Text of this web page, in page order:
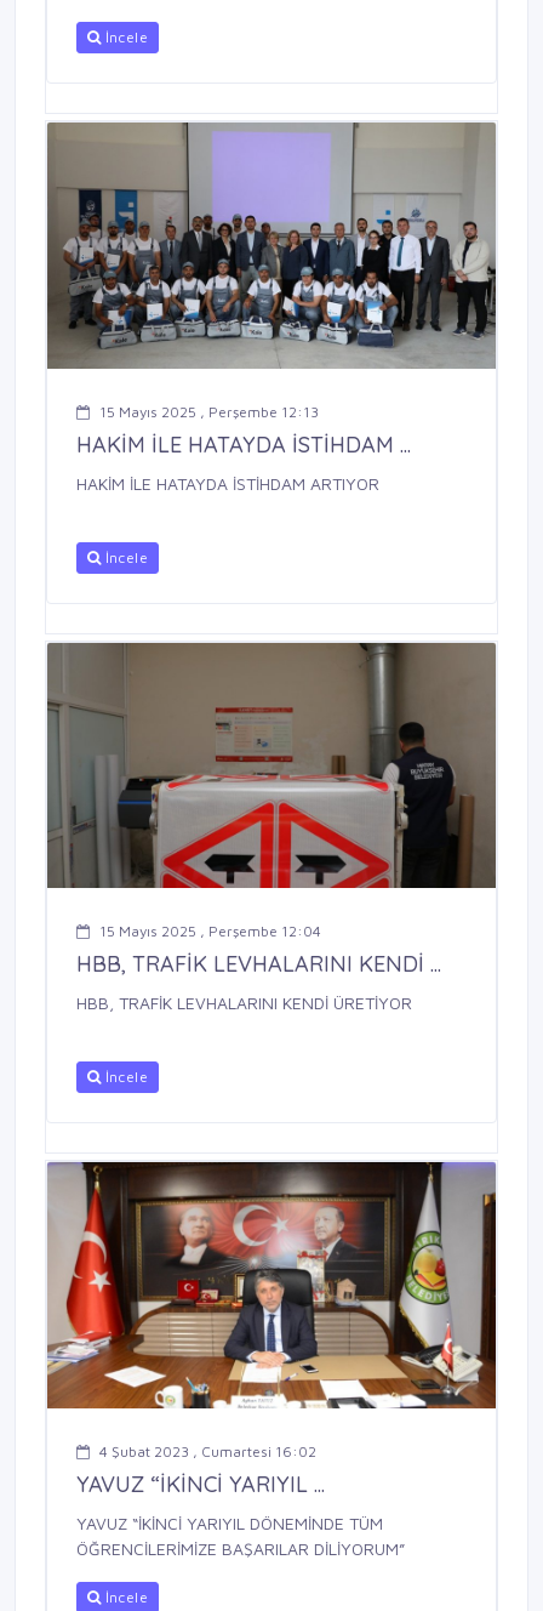
İncele
15 Mayıs 2025 , Perşembe 12:13
HAKİM İLE HATAYDA İSTİHDAM ...
HAKİM İLE HATAYDA İSTİHDAM ARTIYOR
İncele
15 Mayıs 2025 , Perşembe 12:04
HBB, TRAFİK LEVHALARINI KENDİ ...
HBB, TRAFİK LEVHALARINI KENDİ ÜRETİYOR
İncele
4 Şubat 2023 , Cumartesi 16:02
YAVUZ “İKİNCİ YARIYIL ...
YAVUZ “İKİNCİ YARIYIL DÖNEMİNDE TÜM
ÖĞRENCİLERİMİZE BAŞARILAR DİLİYORUM”
İncele